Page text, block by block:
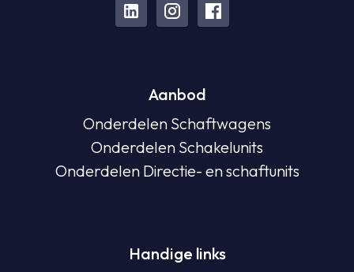
Aanbod
Onderdelen Schaftwagens
Onderdelen Schakelunits
Onderdelen Directie- en schaftunits
Handige links